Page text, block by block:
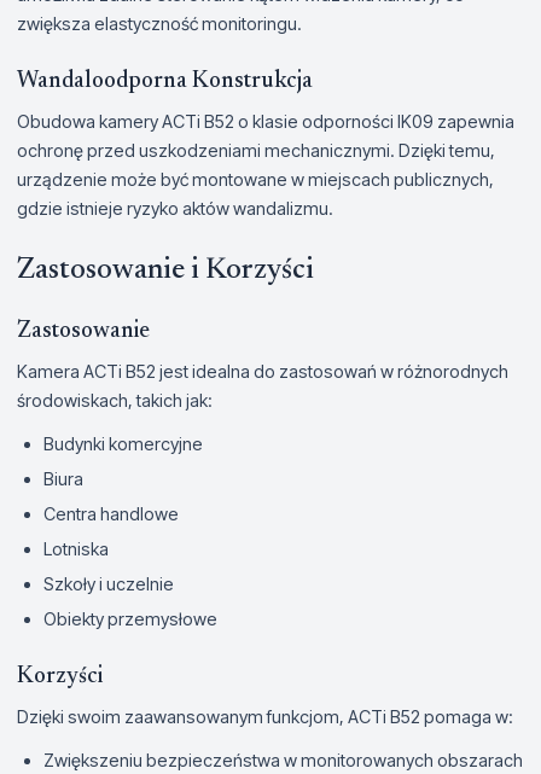
zwiększa elastyczność monitoringu.
Wandaloodporna Konstrukcja
Obudowa kamery ACTi B52 o klasie odporności IK09 zapewnia
ochronę przed uszkodzeniami mechanicznymi. Dzięki temu,
urządzenie może być montowane w miejscach publicznych,
gdzie istnieje ryzyko aktów wandalizmu.
Zastosowanie i Korzyści
Zastosowanie
Kamera ACTi B52 jest idealna do zastosowań w różnorodnych
środowiskach, takich jak:
Budynki komercyjne
Biura
Centra handlowe
Lotniska
Szkoły i uczelnie
Obiekty przemysłowe
Korzyści
Dzięki swoim zaawansowanym funkcjom, ACTi B52 pomaga w:
Zwiększeniu bezpieczeństwa w monitorowanych obszarach